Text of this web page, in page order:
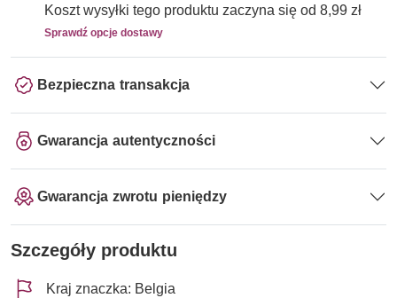
Koszt wysyłki tego produktu zaczyna się od 8,99 zł
Sprawdź opcje dostawy
Bezpieczna transakcja
Gwarancja autentyczności
Gwarancja zwrotu pieniędzy
Szczegóły produktu
Kraj znaczka: Belgia